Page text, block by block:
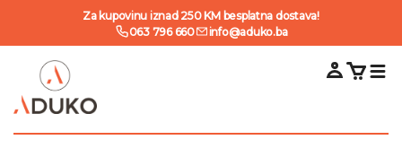
Za kupovinu iznad 250 KM besplatna dostava!
063 796 660
info@aduko.ba